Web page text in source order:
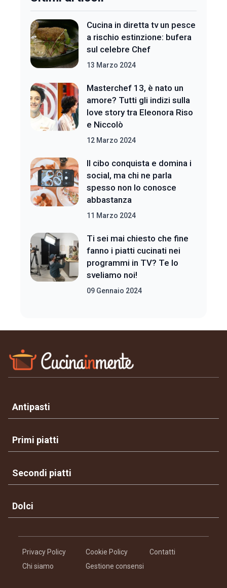
Cucina in diretta tv un pesce
a rischio estinzione: bufera
sul celebre Chef
13 Marzo 2024
Masterchef 13, è nato un
amore? Tutti gli indizi sulla
love story tra Eleonora Riso
e Niccolò
12 Marzo 2024
Il cibo conquista e domina i
social, ma chi ne parla
spesso non lo conosce
abbastanza
11 Marzo 2024
Ti sei mai chiesto che fine
fanno i piatti cucinati nei
programmi in TV? Te lo
sveliamo noi!
09 Gennaio 2024
Antipasti
Primi piatti
Secondi piatti
Dolci
Privacy Policy Cookie Policy
Contatti
Chi siamo
Gestione consensi